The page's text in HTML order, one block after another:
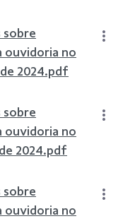
ouvidoria no
2024.pdf
ouvidoria no
2024.pdf
ouvidoria no